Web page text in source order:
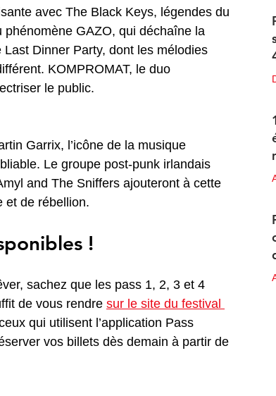
avec The Black Keys, légendes du
GAZO, qui déchaîne la
Dinner Party, dont les mélodies
KOMPROMAT, le duo
le public.
Garrix, l’icône de la musique
Le groupe post-punk irlandais
and The Sniffers ajouteront à cette
et de rébellion.
!
sachez que les pass 1, 2, 3 et 4
de vous rendre sur le site du festival
qui utilisent l’application Pass
vos billets dès demain à partir de